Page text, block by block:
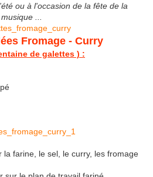
ou à l'occasion de la fête de la
musique ...
Fromage - Curry
de galettes ) :
la farine, le sel, le curry, les fromage